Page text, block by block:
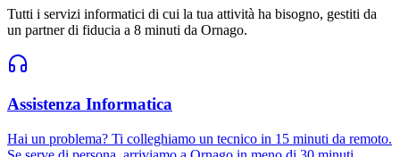
Tutti i servizi informatici di cui la tua attività ha bisogno, gestiti da
un partner di fiducia a 8 minuti da Ornago.
Assistenza Informatica
Hai un problema? Ti colleghiamo un tecnico in 15 minuti da remoto.